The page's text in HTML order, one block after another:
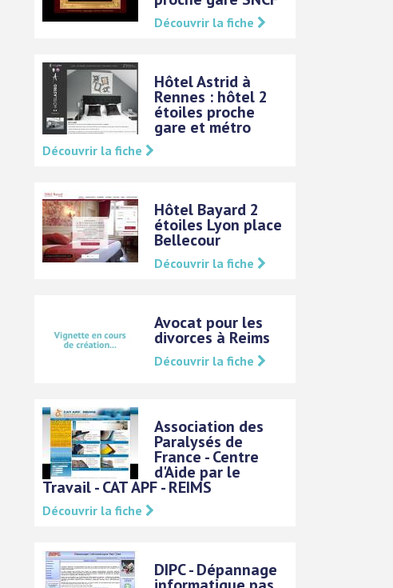
Découvrir la fiche
Hôtel Astrid à
Rennes : hôtel 2
étoiles proche
gare et métro
Découvrir la fiche
Hôtel Bayard 2
étoiles Lyon place
Bellecour
Découvrir la fiche
Avocat pour les
divorces à Reims
Découvrir la fiche
Association des
Paralysés de
France - Centre
d'Aide par le
Travail - CAT APF - REIMS
Découvrir la fiche
DIPC - Dépannage